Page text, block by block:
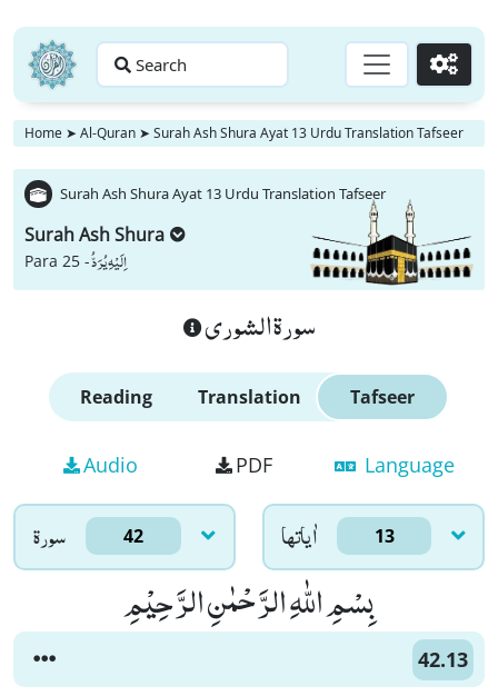
Search Go
Home ➤ Al-Quran ➤ Surah Ash Shura Ayat 13 Urdu Translation Tafseer
Surah Ash Shura Ayat 13 Urdu Translation Tafseer
Surah Ash Shura
Para 25 -اِلَیْهِ یُرَدُّ
سورة الشورى
Reading Translation Tafseer
Audio PDF Language
سورۃ 42 اٰياتها 13
بِسْمِ اللّٰهِ الرَّحْمٰنِ الرَّحِیْمِ
42.13